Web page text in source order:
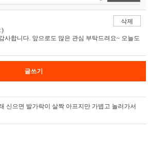
삭제
사합니다. 앞으로도 많은 관심 부탁드려요~ 오늘도
글쓰기
신으면 발가락이 살짝 아프지만 가볍고 놀러가서